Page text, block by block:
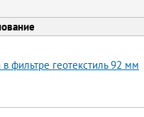
фильтре геотекстиль 92 мм